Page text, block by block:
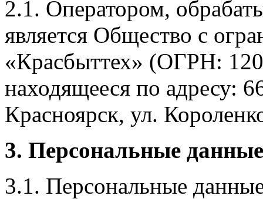
2.1. Оператором,
является Общество с
«Красбыттех» (ОГРН:
находящееся по адресу:
Красноярск, ул.
3. Персональные
3.1. Персональные